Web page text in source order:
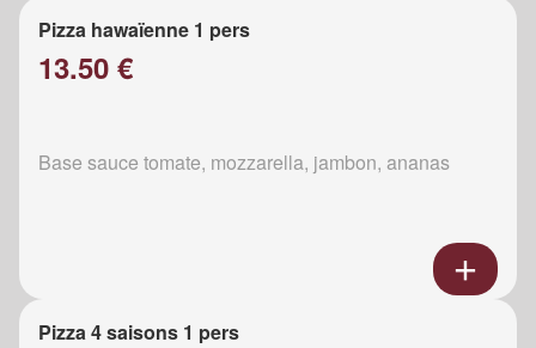
Pizza hawaïenne 1 pers
13.50 €
Base sauce tomate, mozzarella, jambon, ananas
Pizza 4 saisons 1 pers